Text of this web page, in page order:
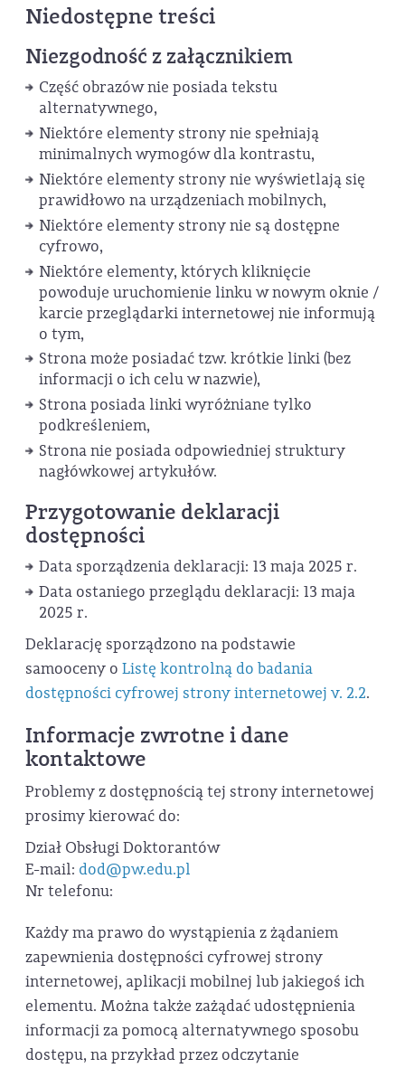
Niedostępne treści
Niezgodność z załącznikiem
Część obrazów nie posiada tekstu
alternatywnego,
Niektóre elementy strony nie spełniają
minimalnych wymogów dla kontrastu,
Niektóre elementy strony nie wyświetlają się
prawidłowo na urządzeniach mobilnych,
Niektóre elementy strony nie są dostępne
cyfrowo,
Niektóre elementy, których kliknięcie
powoduje uruchomienie linku w nowym oknie /
karcie przeglądarki internetowej nie informują
o tym,
Strona może posiadać tzw. krótkie linki (bez
informacji o ich celu w nazwie),
Strona posiada linki wyróżniane tylko
podkreśleniem,
Strona nie posiada odpowiedniej struktury
nagłówkowej artykułów.
Przygotowanie deklaracji
dostępności
Data sporządzenia deklaracji: 13 maja 2025 r.
Data ostaniego przeglądu deklaracji: 13 maja
2025 r.
Deklarację sporządzono na podstawie
samooceny o Listę kontrolną do badania
dostępności cyfrowej strony internetowej v. 2.2.
Informacje zwrotne i dane
kontaktowe
Problemy z dostępnością tej strony internetowej
prosimy kierować do:
Dział Obsługi Doktorantów
E-mail: dod@pw.edu.pl
Nr telefonu:
Każdy ma prawo do wystąpienia z żądaniem
zapewnienia dostępności cyfrowej strony
internetowej, aplikacji mobilnej lub jakiegoś ich
elementu. Można także zażądać udostępnienia
informacji za pomocą alternatywnego sposobu
dostępu, na przykład przez odczytanie